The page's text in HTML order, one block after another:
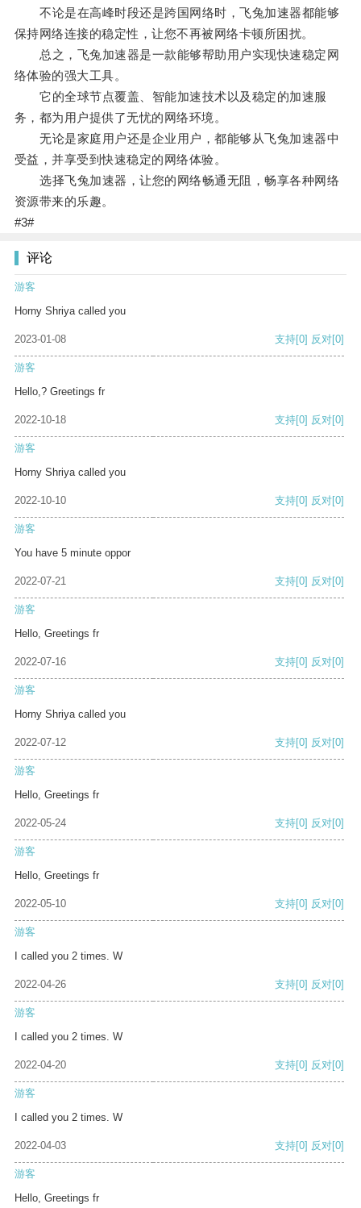
不论是在高峰时段还是跨国网络时，飞兔加速器都能够
保持网络连接的稳定性，让您不再被网络卡顿所困扰。
总之，飞兔加速器是一款能够帮助用户实现快速稳定网
络体验的强大工具。
它的全球节点覆盖、智能加速技术以及稳定的加速服
务，都为用户提供了无忧的网络环境。
无论是家庭用户还是企业用户，都能够从飞兔加速器中
受益，并享受到快速稳定的网络体验。
选择飞兔加速器，让您的网络畅通无阻，畅享各种网络
资源带来的乐趣。
#3#
评论
游客
Horny Shriya called you
2023-01-08 支持[0] 反对[0]
游客
Hello,? Greetings fr
2022-10-18 支持[0] 反对[0]
游客
Horny Shriya called you
2022-10-10 支持[0] 反对[0]
游客
You have 5 minute oppor
2022-07-21 支持[0] 反对[0]
游客
Hello, Greetings fr
2022-07-16 支持[0] 反对[0]
游客
Horny Shriya called you
2022-07-12 支持[0] 反对[0]
游客
Hello, Greetings fr
2022-05-24 支持[0] 反对[0]
游客
Hello, Greetings fr
2022-05-10 支持[0] 反对[0]
游客
I called you 2 times. W
2022-04-26 支持[0] 反对[0]
游客
I called you 2 times. W
2022-04-20 支持[0] 反对[0]
游客
I called you 2 times. W
2022-04-03 支持[0] 反对[0]
游客
Hello, Greetings fr